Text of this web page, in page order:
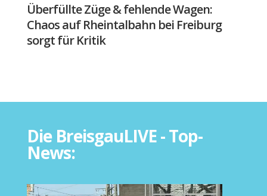
Überfüllte Züge & fehlende Wagen:
Chaos auf Rheintalbahn bei Freiburg
sorgt für Kritik
Die BreisgauLIVE - Top-
News: